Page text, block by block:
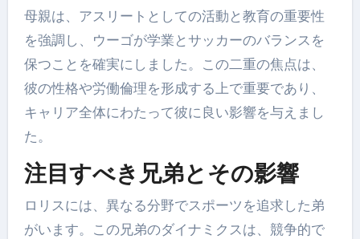
母親は、アスリートとしての活動と教育の重要性
を強調し、ウーゴが学業とサッカーのバランスを
保つことを確実にしました。この二重の焦点は、
彼の性格や労働倫理を形成する上で重要であり、
キャリア全体にわたって彼に良い影響を与えまし
た。
注目すべき兄弟とその影響
ロリスには、異なる分野でスポーツを追求した弟
がいます。この兄弟のダイナミクスは、競争的で